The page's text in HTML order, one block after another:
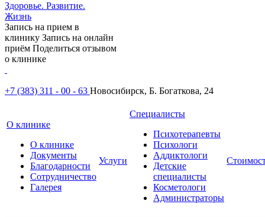
Здоровье. Развитие.
Жизнь
Запись на прием в
клинику Запись на онлайн
приём Поделиться отзывом
о клинике
+7 (383) 311 - 00 - 63 Новосибирск, Б. Богаткова, 24
О клинике
О клинике
Документы
Благодарности
Сотрудничество
Галерея
Услуги
Специалисты
Психотерапевты
Психологи
Аддиктологи
Детские
специалисты
Косметологи
Администраторы